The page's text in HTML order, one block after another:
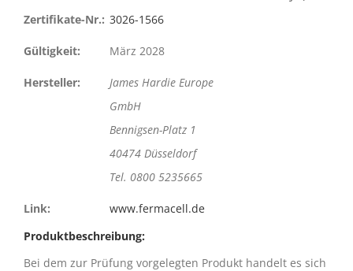
Zertifikate-Nr.: 3026-1566
Gültigkeit: März 2028
Hersteller:
James Hardie Europe
GmbH
Bennigsen-Platz 1
40474 Düsseldorf
Tel. 0800 5235665
Link:
www.fermacell.de
Produktbeschreibung:
Bei dem zur Prüfung vorgelegten Produkt handelt es sich